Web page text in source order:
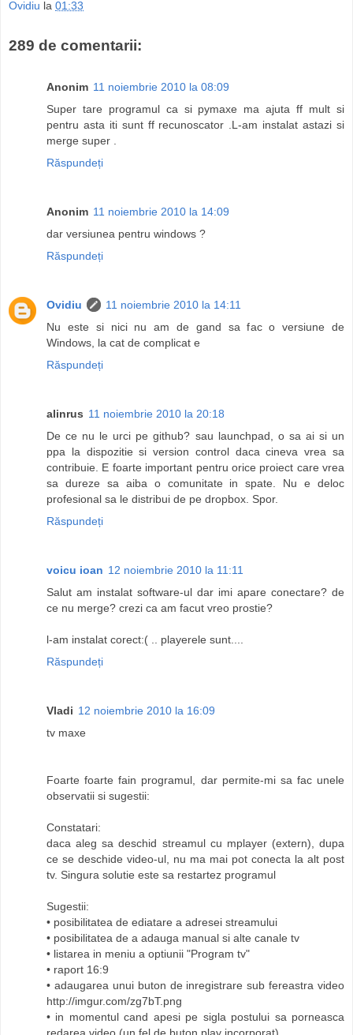
Ovidiu la 01:33
289 de comentarii:
Anonim 11 noiembrie 2010 la 08:09
Super tare programul ca si pymaxe ma ajuta ff mult si
pentru asta iti sunt ff recunoscator .L-am instalat astazi si
merge super .
Răspundeți
Anonim 11 noiembrie 2010 la 14:09
dar versiunea pentru windows ?
Răspundeți
Ovidiu
11 noiembrie 2010 la 14:11
Nu este si nici nu am de gand sa fac o versiune de
Windows, la cat de complicat e
Răspundeți
alinrus 11 noiembrie 2010 la 20:18
De ce nu le urci pe github? sau launchpad, o sa ai si un
ppa la dispozitie si version control daca cineva vrea sa
contribuie. E foarte important pentru orice proiect care vrea
sa dureze sa aiba o comunitate in spate. Nu e deloc
profesional sa le distribui de pe dropbox. Spor.
Răspundeți
voicu ioan 12 noiembrie 2010 la 11:11
Salut am instalat software-ul dar imi apare conectare? de
ce nu merge? crezi ca am facut vreo prostie?
l-am instalat corect:( .. playerele sunt....
Răspundeți
Vladi 12 noiembrie 2010 la 16:09
tv maxe
Foarte foarte fain programul, dar permite-mi sa fac unele
observatii si sugestii:
Constatari:
daca aleg sa deschid streamul cu mplayer (extern), dupa
ce se deschide video-ul, nu ma mai pot conecta la alt post
tv. Singura solutie este sa restartez programul
Sugestii:
• posibilitatea de ediatare a adresei streamului
• posibilitatea de a adauga manual si alte canale tv
• listarea in meniu a optiunii "Program tv"
• raport 16:9
• adaugarea unui buton de inregistrare sub fereastra video
http://imgur.com/zg7bT.png
• in momentul cand apesi pe sigla postului sa porneasca
redarea video (un fel de buton play incorporat)